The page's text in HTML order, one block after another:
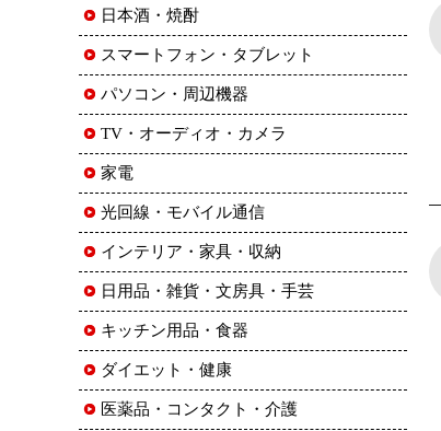
日本酒・焼酎
スマートフォン・タブレット
パソコン・周辺機器
TV・オーディオ・カメラ
家電
光回線・モバイル通信
インテリア・家具・収納
日用品・雑貨・文房具・手芸
キッチン用品・食器
ダイエット・健康
医薬品・コンタクト・介護